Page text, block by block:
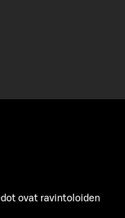
ovat ravintoloiden